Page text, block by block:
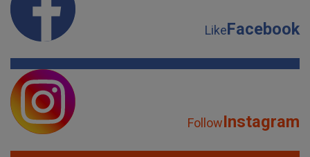
LikeFacebook
FollowInstagram